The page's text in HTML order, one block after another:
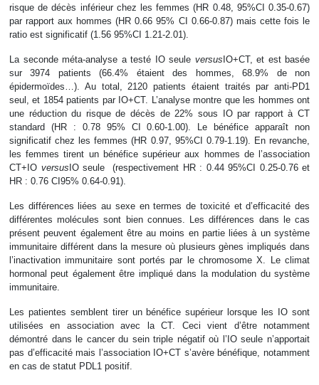
risque de décès inférieur chez les femmes (HR 0.48, 95%CI 0.35-0.67)
par rapport aux hommes (HR 0.66 95% CI 0.66-0.87) mais cette fois le
ratio est significatif (1.56 95%CI 1.21-2.01).
La seconde méta-analyse a testé IO seule versus IO+CT, et est basée
sur 3974 patients (66.4% étaient des hommes, 68.9% de non
épidermoïdes…). Au total, 2120 patients étaient traités par anti-PD1
seul, et 1854 patients par IO+CT. L’analyse montre que les hommes ont
une réduction du risque de décès de 22% sous IO par rapport à CT
standard (HR : 0.78 95% CI 0.60-1.00). Le bénéfice apparaît non
significatif chez les femmes (HR 0.97, 95%CI 0.79-1.19). En revanche,
les femmes tirent un bénéfice supérieur aux hommes de l’association
CT+IO versus IO seule (respectivement HR : 0.44 95%CI 0.25-0.76 et
HR : 0.76 CI95% 0.64-0.91).
Les différences liées au sexe en termes de toxicité et d’efficacité des
différentes molécules sont bien connues. Les différences dans le cas
présent peuvent également être au moins en partie liées à un système
immunitaire différent dans la mesure où plusieurs gènes impliqués dans
l’inactivation immunitaire sont portés par le chromosome X. Le climat
hormonal peut également être impliqué dans la modulation du système
immunitaire.
Les patientes semblent tirer un bénéfice supérieur lorsque les IO sont
utilisées en association avec la CT. Ceci vient d’être notamment
démontré dans le cancer du sein triple négatif où l’IO seule n’apportait
pas d’efficacité mais l’association IO+CT s’avère bénéfique, notamment
en cas de statut PDL1 positif.